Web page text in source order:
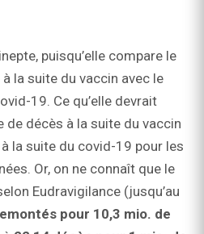
puisqu’elle compare le
la suite du vaccin avec le
19. Ce qu’elle devrait
de décès à la suite du vaccin
la suite du covid-19 pour les
Or, on ne connaît que le
Eudravigilance (jusqu’au
pour 10,3 mio. de